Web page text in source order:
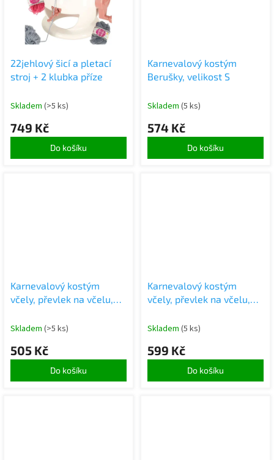
22jehlový šicí a pletací
stroj + 2 klubka příze
Skladem (>5 ks)
749 Kč
Do košíku
Karnevalový kostým
Berušky, velikost S
Skladem (5 ks)
574 Kč
Do košíku
Karnevalový kostým
včely, převlek na včelu,
Skladem (>5 ks)
505 Kč
Do košíku
Karnevalový kostým
včely, převlek na včelu,
Skladem (5 ks)
599 Kč
Do košíku